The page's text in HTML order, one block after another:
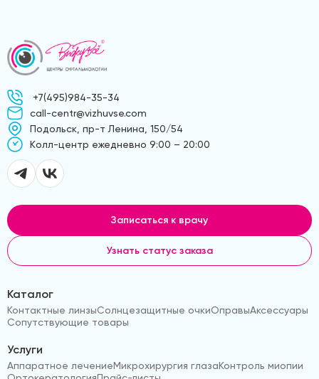
+7(495)984-35-34
call-centr@vizhuvse.com
Подольск, пр-т Ленина, 150/54
Kолл-центр ежедневно 9:00 – 20:00
Записаться к врачу
Узнать статус заказа
Каталог
Контактные линзыСолнцезащитные очкиОправыАксессуары
Сопутствующие товары
Услуги
Аппаратное лечениеМикрохирургия глазаКонтроль миопии